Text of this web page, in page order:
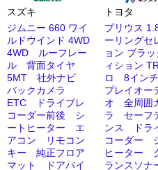
スズキ
ジムニー 660 ワイ
ルドウインド 4WD
4WD ルーフレー
ル 背面タイヤ
5MT 社外ナビ
バックカメラ
ETC ドライブレ
コーダー前後 シ
ートヒーター エ
アコン リモコン
キー 純正フロア
マット ドアバイ
トヨタ
プリウス
ーリングセ
ョン ブラ
ィション
ロ 8インチ
プレイオー
オ 全周囲
ラ セーフ
ンス ドラ
コーダー
ヒーター
ランスソ